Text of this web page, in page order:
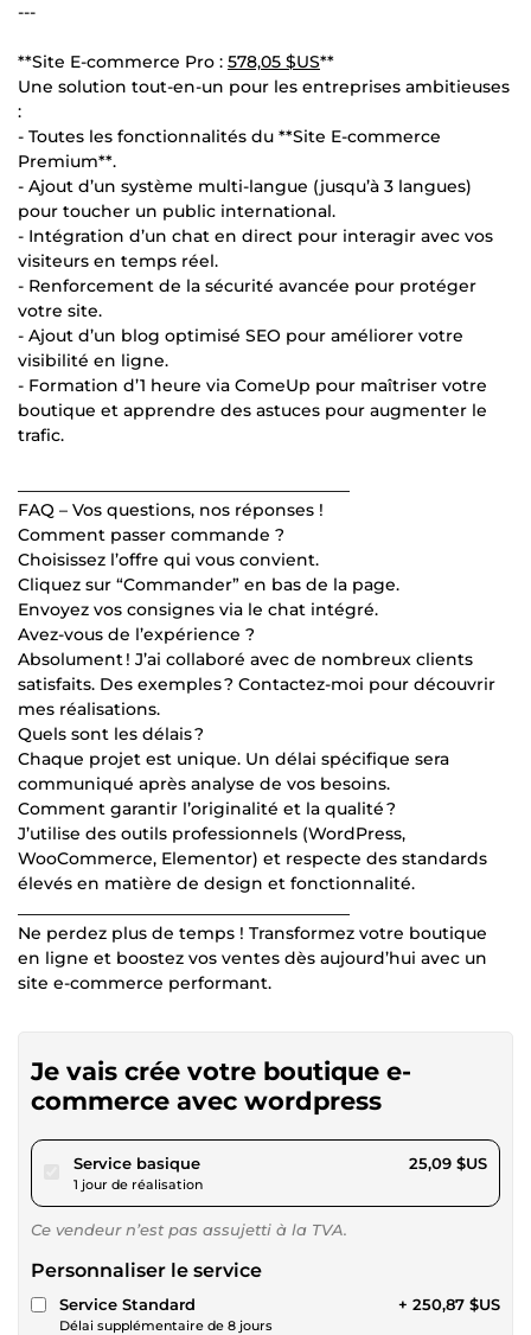
---
**Site E-commerce Pro : 578,05 $US**
Une solution tout-en-un pour les entreprises ambitieuses
:
- Toutes les fonctionnalités du **Site E-commerce
Premium**.
- Ajout d’un système multi-langue (jusqu’à 3 langues)
pour toucher un public international.
- Intégration d’un chat en direct pour interagir avec vos
visiteurs en temps réel.
- Renforcement de la sécurité avancée pour protéger
votre site.
- Ajout d’un blog optimisé SEO pour améliorer votre
visibilité en ligne.
- Formation d’1 heure via ComeUp pour maîtriser votre
boutique et apprendre des astuces pour augmenter le
trafic.
FAQ – Vos questions, nos réponses !
Comment passer commande ?
Choisissez l’offre qui vous convient.
Cliquez sur “Commander” en bas de la page.
Envoyez vos consignes via le chat intégré.
Avez-vous de l’expérience ?
Absolument ! J’ai collaboré avec de nombreux clients
satisfaits. Des exemples ? Contactez-moi pour découvrir
mes réalisations.
Quels sont les délais ?
Chaque projet est unique. Un délai spécifique sera
communiqué après analyse de vos besoins.
Comment garantir l’originalité et la qualité ?
J’utilise des outils professionnels (WordPress,
WooCommerce, Elementor) et respecte des standards
élevés en matière de design et fonctionnalité.
Ne perdez plus de temps ! Transformez votre boutique
en ligne et boostez vos ventes dès aujourd’hui avec un
site e-commerce performant.
Je vais crée votre boutique e-
commerce avec wordpress
Service basiquepour 23,12 $US
1 jour de réalisation
25,09 $US
Ce vendeur n’est pas assujetti à la TVA.
Personnaliser le service
Service Standard
Délai supplémentaire de 8 jours
+ 250,87 $US